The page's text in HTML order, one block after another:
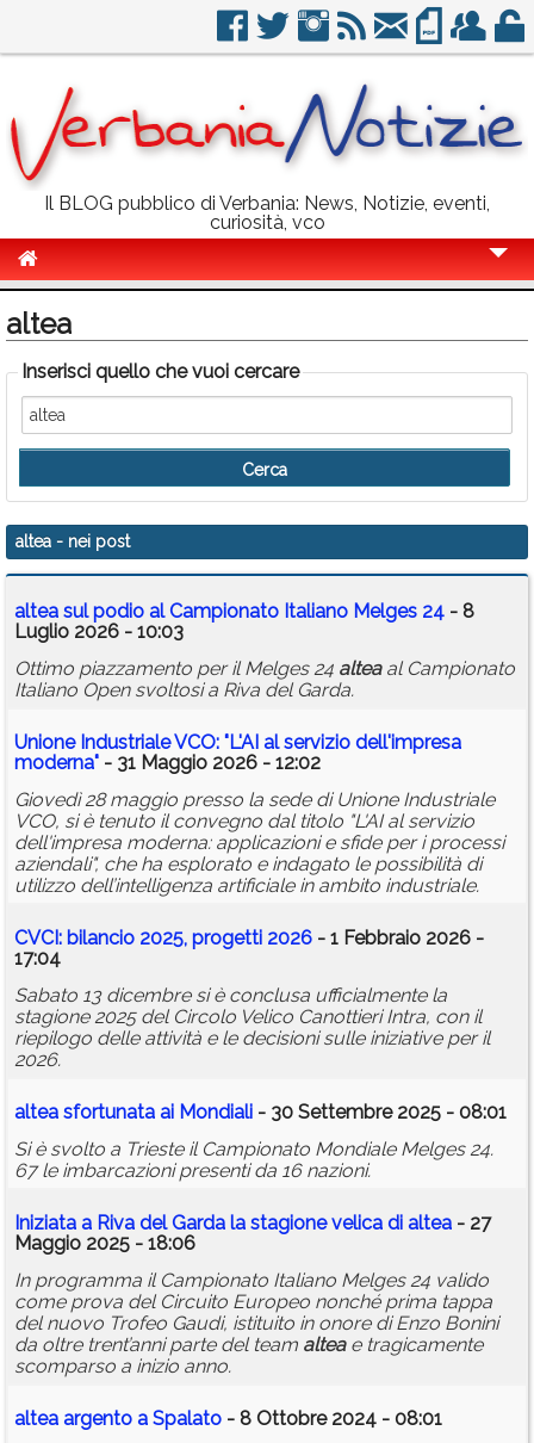
Il BLOG pubblico di Verbania: News, Notizie, eventi,
curiosità, vco
Politica
Sport
Eventi
Info Utili
Rubriche
Calendario
Annunci
altea
Inserisci quello che vuoi cercare
altea - nei post
altea sul podio al Campionato Italiano Melges 24 - 8
Luglio 2026 - 10:03
Ottimo piazzamento per il Melges 24 alteaal Campionato
Italiano Open svoltosi a Riva del Garda.
Unione Industriale VCO: "L'AI al servizio dell'impresa
moderna" - 31 Maggio 2026 - 12:02
Giovedì 28 maggio presso la sede di Unione Industriale
VCO, si è tenuto il convegno dal titolo "L'AI al servizio
dell'impresa moderna: applicazioni e sfide per i processi
aziendali", che ha esplorato e indagato le possibilità di
utilizzo dell’intelligenza artificiale in ambito industriale.
CVCI: bilancio 2025, progetti 2026 - 1 Febbraio 2026 -
17:04
Sabato 13 dicembre si è conclusa ufficialmente la
stagione 2025 del Circolo Velico Canottieri Intra, con il
riepilogo delle attività e le decisioni sulle iniziative per il
2026.
altea sfortunata ai Mondiali - 30 Settembre 2025 - 08:01
Si è svolto a Trieste il Campionato Mondiale Melges 24.
67 le imbarcazioni presenti da 16 nazioni.
Iniziata a Riva del Garda la stagione velica di altea - 27
Maggio 2025 - 18:06
In programma il Campionato Italiano Melges 24 valido
come prova del Circuito Europeo nonché prima tappa
del nuovo Trofeo Gaudi, istituito in onore di Enzo Bonini
da oltre trent’anni parte del team alteae tragicamente
scomparso a inizio anno.
altea argento a Spalato - 8 Ottobre 2024 - 08:01